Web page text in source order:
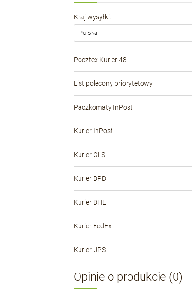
płatności
Kraj wysyłki:
Pocztex Kurier 48
List polecony priorytetowy
Paczkomaty InPost
Kurier InPost
Kurier GLS
Kurier DPD
Kurier DHL
Kurier FedEx
Kurier UPS
Opinie o produkcie (0)